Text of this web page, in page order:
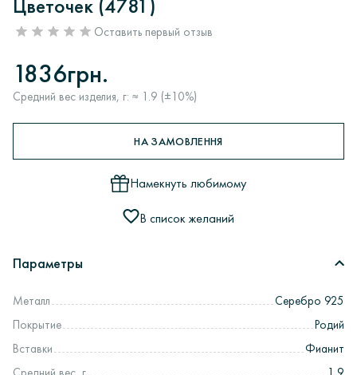
Оставить первый отзыв
1836грн.
Средний вес изделия, г: ≈ 1.9 (±10%)
НА ЗАМОВЛЕННЯ
Намекнуть любимому
В список желаний
Параметры
Металл
Серебро 925
Покрытие
Родий
Вставки
Фианит